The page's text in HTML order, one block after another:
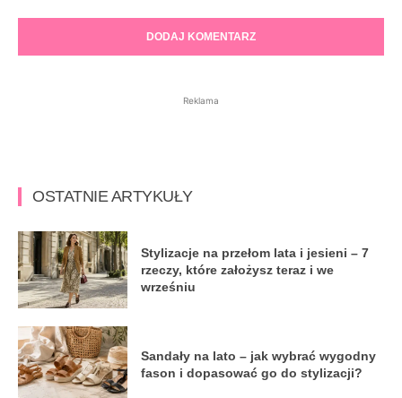
Reklama
OSTATNIE ARTYKUŁY
Stylizacje na przełom lata i jesieni – 7
rzeczy, które założysz teraz i we
wrześniu
Sandały na lato – jak wybrać wygodny
fason i dopasować go do stylizacji?